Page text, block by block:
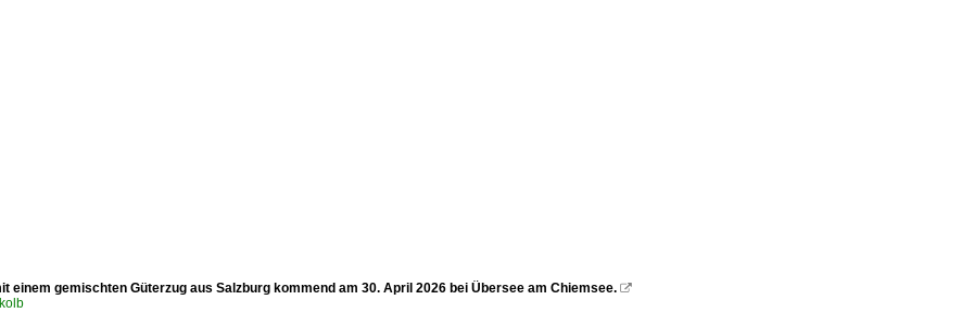
einem gemischten Güterzug aus Salzburg kommend am 30. April 2026 bei Übersee am Chiemsee. 